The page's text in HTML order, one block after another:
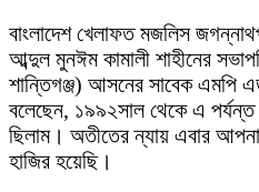
বাংলাদেশ খেলাফত মজলিস
আব্দুল মুনঈম কামালী শাহীনের
শান্তিগঞ্জ) আসনের সাবেক এমপি
বলেছেন, ১৯৯২সাল থেকে এ
ছিলাম। অতীতের ন্যায় এবার
হাজির হয়েছি।